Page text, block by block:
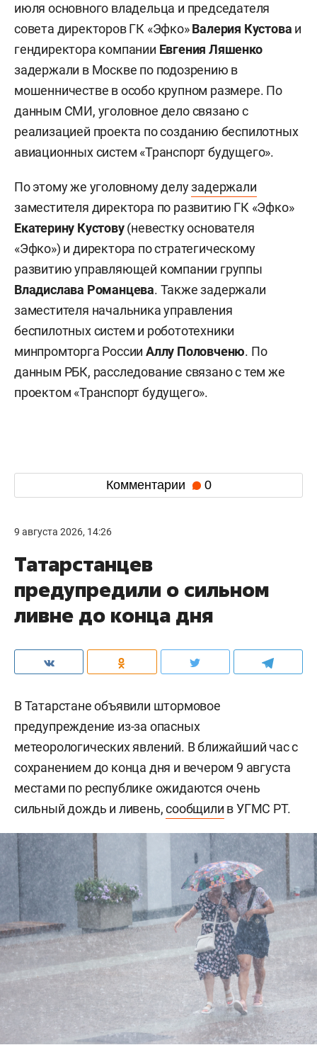
июля основного владельца и председателя
совета директоров ГК «Эфко»Валерия Кустова и
гендиректора компании Евгения Ляшенко
задержали в Москве по подозрению в
мошенничестве в особо крупном размере. По
данным СМИ, уголовное дело связано с
реализацией проекта по созданию беспилотных
авиационных систем «Транспорт будущего».
По этому же уголовному делузадержали
заместителя директора по развитию ГК «Эфко»
Екатерину Кустову(невестку основателя
«Эфко») и директора по стратегическому
развитию управляющей компании группы
Владислава Романцева. Также задержали
заместителя начальника управления
беспилотных систем и робототехники
минпромторга РоссииАллу Половченю. По
данным РБК, расследование связано с тем же
проектом «Транспорт будущего».
Комментарии 0
9 августа 2026, 14:26
Татарстанцев
предупредили о сильном
ливне до конца дня
В Татарстане объявили штормовое
предупреждение из-за опасных
метеорологических явлений. В ближайший час с
сохранением до конца дня и вечером 9 августа
местами по республике ожидаются очень
сильный дождь и ливень,сообщили в УГМС РТ.